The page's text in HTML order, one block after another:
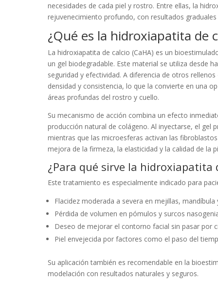
necesidades de cada piel y rostro. Entre ellas, la
rejuvenecimiento profundo, con resultados
¿Qué es la hidroxiapatita de
La hidroxiapatita de calcio (CaHA) es un
un gel biodegradable. Este material se utiliza desde
seguridad y efectividad. A diferencia de otros
densidad y consistencia, lo que la convierte en una
áreas profundas del rostro y cuello.
Su mecanismo de acción combina un efecto
producción natural de colágeno. Al inyectarse, el
mientras que las microesferas activan las
mejora de la firmeza, la elasticidad y la calidad de la
¿Para qué sirve la hidroxiapatita
Este tratamiento es especialmente indicado para
Flacidez moderada a severa en mejillas, mandíbula
Pérdida de volumen en pómulos y surcos
Deseo de mejorar el contorno facial sin pasar por
Piel envejecida por factores como el paso del
Su aplicación también es recomendable en la
modelación con resultados naturales y seguros.